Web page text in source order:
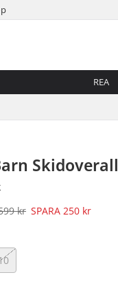
REA
Skidoverall
kr SPARA250 kr